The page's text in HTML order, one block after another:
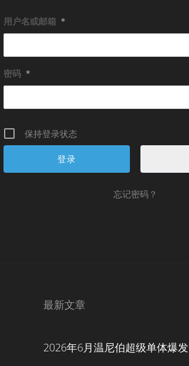
用户名或邮箱 *
密码 *
保持登录状态
忘记密码？
最新文章
2026年6月温尼伯超级单体爆发